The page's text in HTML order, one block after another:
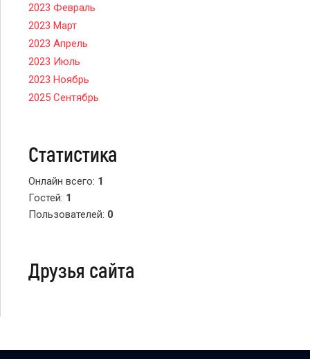
2023 Февраль
2023 Март
2023 Апрель
2023 Июль
2023 Ноябрь
2025 Сентябрь
Статистика
Онлайн всего: 1
Гостей: 1
Пользователей: 0
Друзья сайта